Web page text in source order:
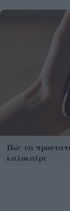
Πώς να
καλοκαίρι